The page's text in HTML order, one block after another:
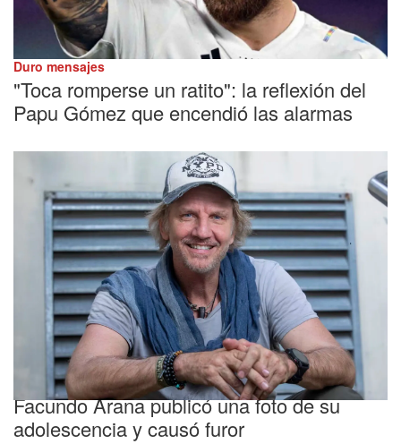
Duro mensajes
"Toca romperse un ratito": la reflexión del
Papu Gómez que encendió las alarmas
En redes sociales
Facundo Arana publicó una foto de su
adolescencia y causó furor